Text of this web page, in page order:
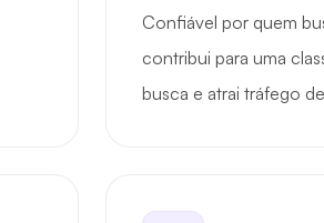
Confiável por quem
contribui para uma
busca e atrai tráfego